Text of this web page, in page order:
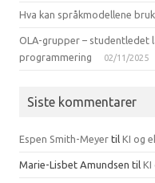
Hva kan språkmodellene
OLA-grupper – studentledet
programmering
02/11/2025
Siste kommentarer
Espen Smith-Meyer til KI og
Marie-Lisbet Amundsen til KI